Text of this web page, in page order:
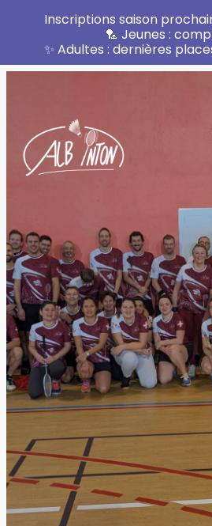
Inscriptions saison
🏸 Jeunes :
✨ Adultes : dernières